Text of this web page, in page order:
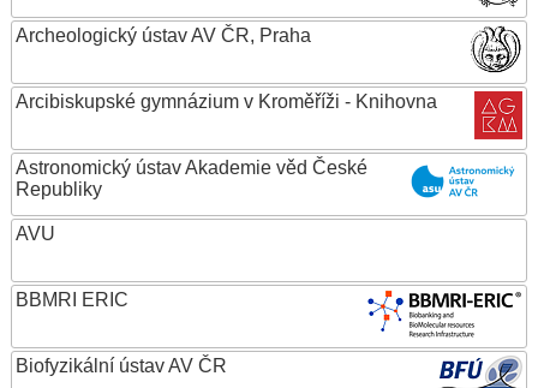
Archeologický ústav AV ČR, Praha
Arcibiskupské gymnázium v Kroměříži - Knihovna
Astronomický ústav Akademie věd České
Republiky
AVU
BBMRI ERIC
Biofyzikální ústav AV ČR